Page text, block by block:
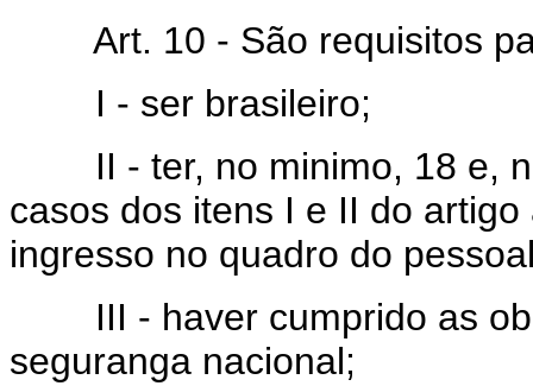
Art. 10 - São requisitos
I - ser brasileiro;
II - ter, no minimo, 18 e,
casos dos itens I e II do
ingresso no quadro do
III - haver cumprido as
seguranga nacional;